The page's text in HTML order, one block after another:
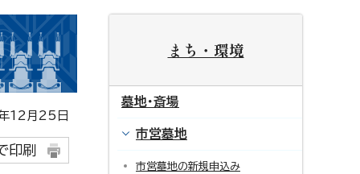
12月25日
印刷
まち・環境
墓地・斎場
市営墓地
市営墓地の新規申込み